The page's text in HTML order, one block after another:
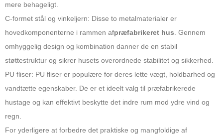
mere behageligt.
C-formet stål og vinkeljern: Disse to metalmaterialer er
hovedkomponenterne i rammen afpræfabrikeret hus. Gennem
omhyggelig design og kombination danner de en stabil
støttestruktur og sikrer husets overordnede stabilitet og sikkerhed.
PU fliser: PU fliser er populære for deres lette vægt, holdbarhed og
vandtætte egenskaber. De er et ideelt valg til præfabrikerede
hustage og kan effektivt beskytte det indre rum mod ydre vind og
regn.
For yderligere at forbedre det praktiske og mangfoldige af